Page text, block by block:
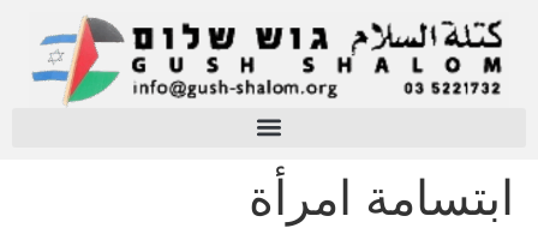
ابتسامة امرأة